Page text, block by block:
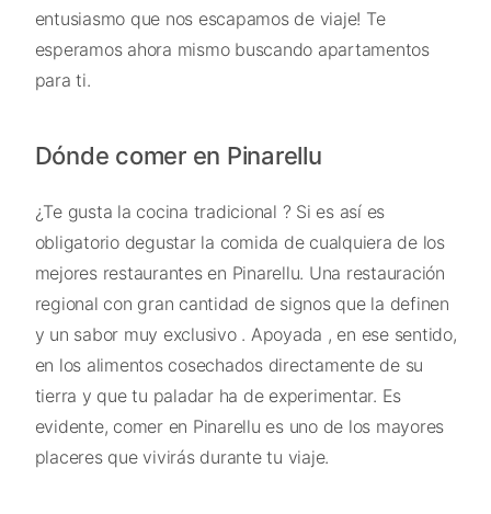
entusiasmo que nos escapamos de viaje! Te
esperamos ahora mismo buscando apartamentos
para ti.
Dónde comer en Pinarellu
¿Te gusta la cocina tradicional ? Si es así es
obligatorio degustar la comida de cualquiera de los
mejores restaurantes en Pinarellu. Una restauración
regional con gran cantidad de signos que la definen
y un sabor muy exclusivo . Apoyada , en ese sentido,
en los alimentos cosechados directamente de su
tierra y que tu paladar ha de experimentar. Es
evidente, comer en Pinarellu es uno de los mayores
placeres que vivirás durante tu viaje.